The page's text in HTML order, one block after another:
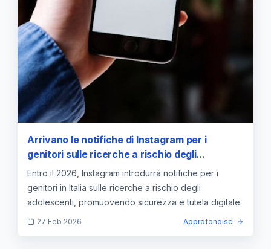
Arrivano le notifiche di Instagram per i
genitori sulle ricerche a rischio degli
adolescenti in Italia entro il 2026
Entro il 2026, Instagram introdurrà notifiche per i
genitori in Italia sulle ricerche a rischio degli
adolescenti, promuovendo sicurezza e tutela digitale.
27 Feb 2026 Approfondisci